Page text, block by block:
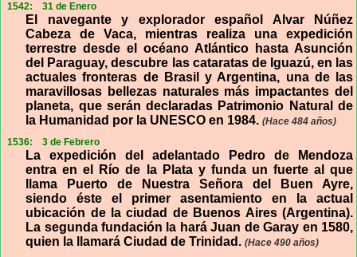
1542:
31 de Enero
El navegante y explorador español Alvar Núñez
Cabeza de Vaca, mientras realiza una expedición
terrestre desde el océano Atlántico hasta Asunción
del Paraguay, descubre las cataratas de Iguazú, en las
actuales fronteras de Brasil y Argentina, una de las
maravillosas bellezas naturales más impactantes del
planeta, que serán declaradas Patrimonio Natural de
la Humanidad por la UNESCO en 1984.(Hace 484 años)
1536:
3 de Febrero
La expedición del adelantado Pedro de Mendoza
entra en el Río de la Plata y funda un fuerte al que
llama Puerto de Nuestra Señora del Buen Ayre,
siendo éste el primer asentamiento en la actual
ubicación de la ciudad de Buenos Aires (Argentina).
La segunda fundación la hará Juan de Garay en 1580,
quien la llamará Ciudad de Trinidad.(Hace 490 años)